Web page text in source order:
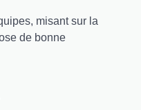
misant sur la
de bonne